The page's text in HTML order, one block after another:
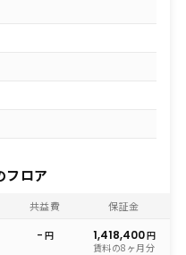
フロア
共益費 保証金
- 円 1,418,400円
賃料の8ヶ月分